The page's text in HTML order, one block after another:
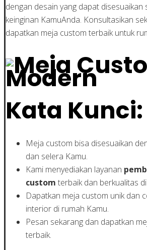
dengan desain yang dapat disesuaikan
keinginan KamuAnda. Konsultasikan
dapatkan meja custom terbaik untuk
Kata Kunci:
Meja custom bisa disesuaikan
dan selera Kamu.
Kami menyediakan layanan
custom terbaik dan berkualitas
Dapatkan meja custom unik dan
interior di rumah Kamu.
Pesan sekarang dan dapatkan
terbaik.